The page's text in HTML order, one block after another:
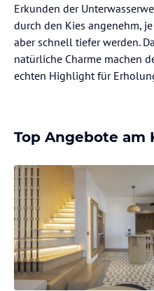
Erkunden der
durch den Kies angenehm,
aber schnell tiefer werden.
natürliche Charme machen
echten Highlight für
Top Angebote am